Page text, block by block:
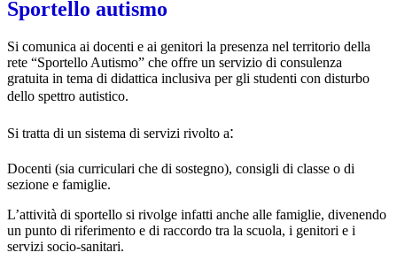
Sportello autismo
Si comunica ai docenti e ai genitori la presenza nel territorio della
rete “Sportello Autismo” che offre un servizio di consulenza
gratuita in tema di didattica inclusiva per gli studenti con disturbo
dello spettro autistico.
Si tratta di un sistema di servizi rivolto a:
Docenti (sia curriculari che di sostegno), consigli di classe o di
sezione e famiglie.
L’attività di sportello si rivolge infatti anche alle famiglie, divenendo
un punto di riferimento e di raccordo tra la scuola, i genitori e i
servizi socio-sanitari.